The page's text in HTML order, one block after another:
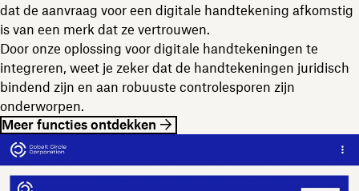
dat de aanvraag voor een digitale handtekening afkomstig
is van een merk dat ze vertrouwen.
Door onze oplossing voor digitale handtekeningen te
integreren, weet je zeker dat de handtekeningen juridisch
bindend zijn en aan robuuste controlesporen zijn
onderworpen.
Meer functies ontdekken